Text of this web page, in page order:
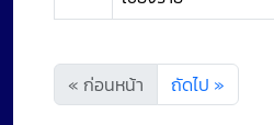
« ก่อนหน้า ถัดไป »